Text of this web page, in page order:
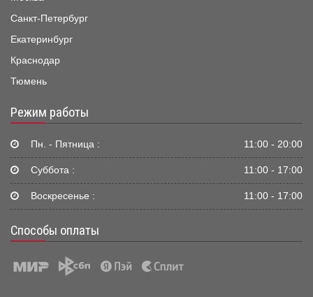
Санкт-Петербург
Екатеринбург
Краснодар
Тюмень
Режим работы
Пн. - Пятница : 11:00 - 20:00
Суббота : 11:00 - 17:00
Воскресенье : 11:00 - 17:00
Способы оплаты